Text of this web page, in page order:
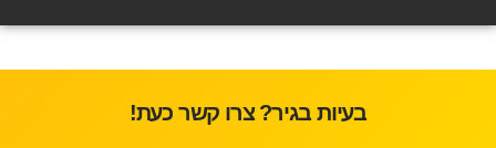
בעיות בגיר? צרו קשר כעת!